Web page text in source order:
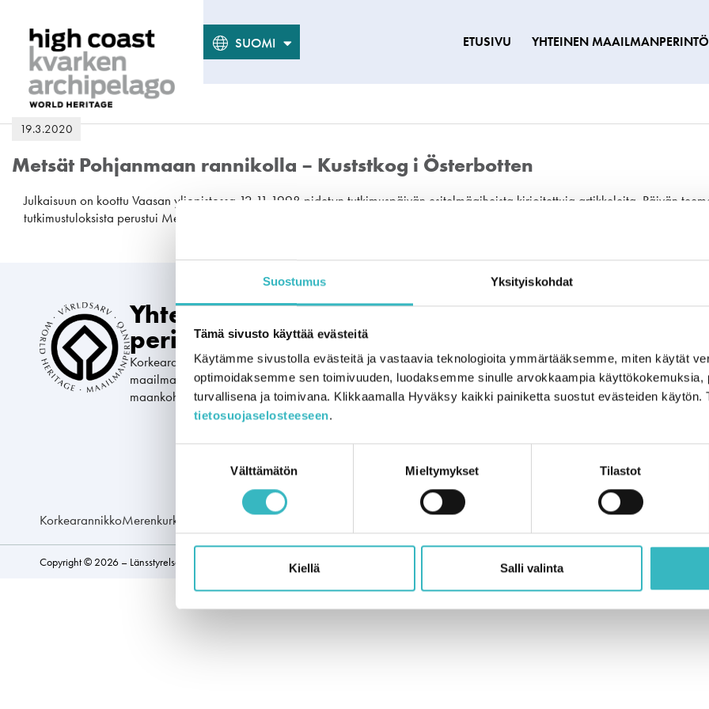
Suostumus Yksityiskohdat
Tämä sivusto käyttää evästeitä
Käytämme sivustolla evästeitä ja vastaavia teknologioita ymmärtääksemme, miten käytät
optimoidaksemme sen toimivuuden, luodaksemme sinulle arvokkaampia
turvallisena ja toimivana. Klikkaamalla Hyväksy kaikki painiketta suostut evästeiden käytön.
tietosuojaselosteeseen.
Välttämätön Mieltymykset Tilastot
Kiellä Salli valinta
SUOMI
ENGLISH ETUSIVU YHTEINEN
19.3.2020
Metsät Pohjanmaan rannikolla – Kuststkog i Österbotten
Julkaisuun on koottu Vaasan yliopistossa 12.11.1998 pidetyn tutkimuspäivän esitelmäaiheista kirjoitettuja artikkeleita. Päivän
tutkimustuloksista perustui Metsäntutkimuslaitoksen rannikkometsähankkeessa tehtyyn työhön.
Yhteinen maailman­
perintömme
Korkearannikko ja Merenkurkun saaristo on paras paikka
maailmassa ymmärtää viimeisen jääkauden jälkeistä
maankohoamista.
Navigoi portaalissa
Yhteinen maailmanperintömme
Tutki
Opi lisää
+46 (0)613
KorkearannikkoMerenkurkun Saaristo
Copyright © 2026 – Länsstyrelsen Västernorrland & Metsähallitus Parks and Wildlife Finland Verkkosivu: WebAula